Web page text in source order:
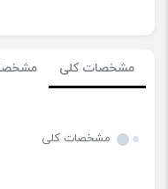
مشخصات کلی
مشخصات کلی